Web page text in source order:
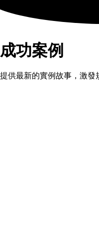
成功案例
提供最新的實例故事，激發